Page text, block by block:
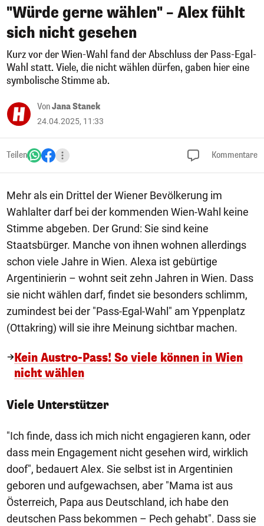
"Würde gerne wählen" – Alex fühlt
sich nicht gesehen
Kurz vor der Wien-Wahl fand der Abschluss der Pass-Egal-
Wahl statt. Viele, die nicht wählen dürfen, gaben hier eine
symbolische Stimme ab.
VonJana Stanek
24.04.2025, 11:33
Teilen Kommentare
Mehr als ein Drittel der Wiener Bevölkerung im
Wahlalter darf bei der kommenden Wien-Wahl keine
Stimme abgeben. Der Grund: Sie sind keine
Staatsbürger. Manche von ihnen wohnen allerdings
schon viele Jahre in Wien. Alexa ist gebürtige
Argentinierin – wohnt seit zehn Jahren in Wien. Dass
sie nicht wählen darf, findet sie besonders schlimm,
zumindest bei der "Pass-Egal-Wahl" am Yppenplatz
(Ottakring) will sie ihre Meinung sichtbar machen.
Kein Austro-Pass! So viele können in Wien
nicht wählen
Viele Unterstützer
"Ich finde, dass ich mich nicht engagieren kann, oder
dass mein Engagement nicht gesehen wird, wirklich
doof", bedauert Alex. Sie selbst ist in Argentinien
geboren und aufgewachsen, aber "Mama ist aus
Österreich, Papa aus Deutschland, ich habe den
deutschen Pass bekommen – Pech gehabt". Dass sie